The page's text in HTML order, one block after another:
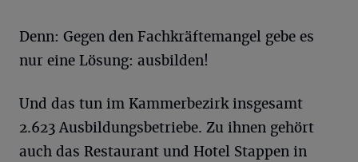
Denn: Gegen den Fachkräftemangel gebe es
nur eine Lösung: ausbilden!
Und das tun im Kammerbezirk insgesamt
2.623 Ausbildungsbetriebe. Zu ihnen gehört
auch das Restaurant und Hotel Stappen in